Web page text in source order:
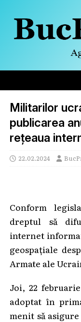
Militarilor
publicarea
rețeaua
22.02.2024
Conform
dreptul să
internet
geospațiale
Armate ale
Joi, 22
adoptat în
menit să